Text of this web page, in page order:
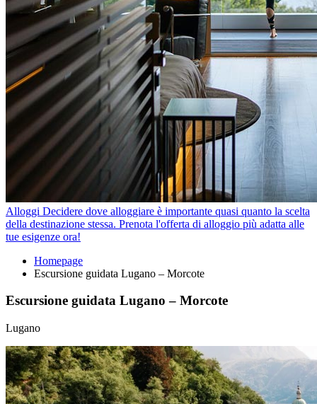
Alloggi Decidere dove alloggiare è importante quasi quanto la scelta
della destinazione stessa. Prenota l'offerta di alloggio più adatta alle
tue esigenze ora!
Homepage
Escursione guidata Lugano – Morcote
Escursione guidata Lugano – Morcote
Lugano